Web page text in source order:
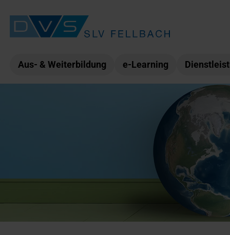
Aus- & Weiterbildung e-Learning